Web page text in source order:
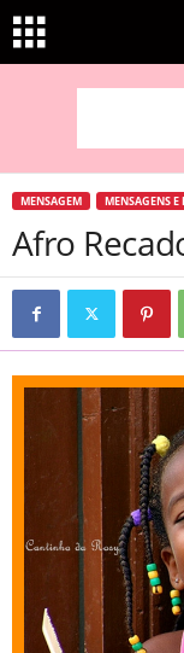
MENSAGEM MENSAGENS E
Afro